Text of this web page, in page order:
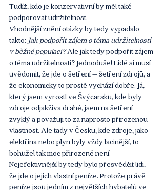
Tudíž, kdo je konzervativní by měl také
podporovat udržitelnost.
Vhodnější znění otázky by tedy vypadalo
takto: Jak podpořit zájem o téma udržitelnosti
v běžné populaci? Ale jak tedy podpořit zájem
o téma udržitelnosti? Jednoduše! Lidé si musí
uvědomit, že jde o šetření – šetření zdrojů, a
že ekonomicky to prostě vychází dobře. Já,
který jsem vyrostl ve Švýcarsku, kde byly
zdroje odjakživa drahé, jsem na šetření
zvyklý a považuji to za naprosto přirozenou
vlastnost. Ale tady v Česku, kde zdroje, jako
elektřina nebo plyn byly vždy lacinější, to
bohužel tak moc přirozené není.
Nejefektivnější by tedy bylo přesvědčit lidi,
že jde o jejich vlastní peníze. Protože právě
peníze jsou jedním z největších hybatelů ve